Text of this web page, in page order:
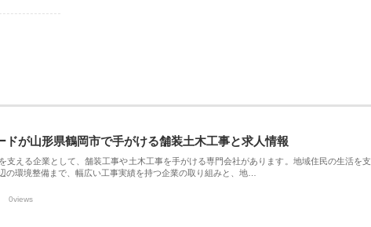
ドが山形県鶴岡市で手がける舗装土木工事と求人情報
支える企業として、舗装工事や土木工事を手がける専門会社があります。地域住民の生活を支
の環境整備まで、幅広い工事実績を持つ企業の取り組みと、地…
0views